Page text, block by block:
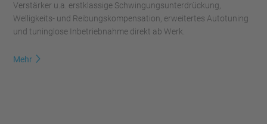
Verstärker u.a. erstklassige Schwingungsunterdrückung,
Welligkeits- und Reibungskompensation, erweitertes Autotuning
und tuninglose Inbetriebnahme direkt ab Werk.
Mehr